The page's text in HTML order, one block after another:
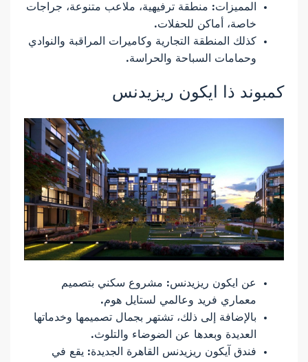
المميزات: منطقة ترفيهية، ملاعب متنوعة، جراجات
خاصة، أماكن للحفلات.
كذلك المنطقة التجارية وكاميرات المراقبة والنوادي
وحمامات السباحة والحراسة.
كمبوند ذا ايكون ريزيدنس
عن ايكون ريزيدنس: مشروع سكني بتصميم
معماري فريد وعالمي لستايل هوم.
بالإضافة إلى ذلك، تشتهر بجمال تصميمها وخدماتها
العديدة وبعدها عن الضوضاء والتلوث.
فندق آيكون ريزيدنس القاهرة الجديدة: يقع في